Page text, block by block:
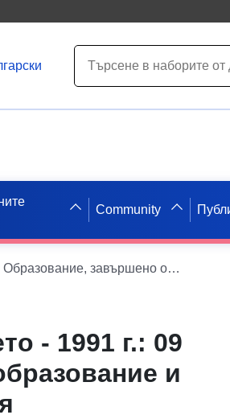
Community
Преброяване на населението - 1991 г.: 09 Образование, завършено образование и професионална интеграция
- 1991 г.: 09
и